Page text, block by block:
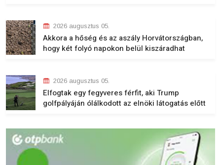
2026 augusztus 05.
Akkora a hőség és az aszály Horvátországban,
hogy két folyó napokon belül kiszáradhat
2026 augusztus 05.
Elfogtak egy fegyveres férfit, aki Trump
golfpályáján ólálkodott az elnöki látogatás előtt